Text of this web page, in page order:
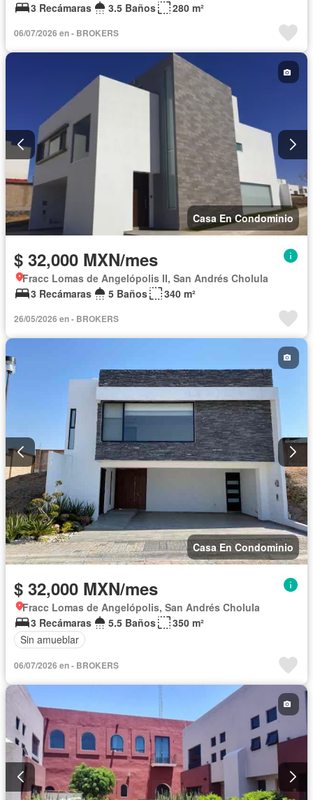
3 Recámaras
3.5 Baños 280 m²
06/07/2026 en - BROKERS
Casa En Condominio
$ 32,000 MXN/mes
Fracc Lomas de Angelópolis II, San Andrés Cholula
3 Recámaras
5 Baños 340 m²
26/05/2026 en - BROKERS
Casa En Condominio
$ 32,000 MXN/mes
Fracc Lomas de Angelópolis, San Andrés Cholula
3 Recámaras
5.5 Baños
350 m²
Sin amueblar
06/07/2026 en - BROKERS